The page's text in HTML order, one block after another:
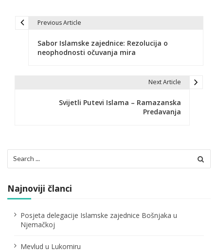
i
j
a
a
Previous Article
Sabor Islamske zajednice: Rezolucija o
neophodnosti očuvanja mira
Next Article
Svijetli Putevi Islama – Ramazanska
Predavanja
for:
Najnoviji članci
Posjeta delegacije Islamske zajednice Bošnjaka u
Njemačkoj
Mevlud u Lukomiru